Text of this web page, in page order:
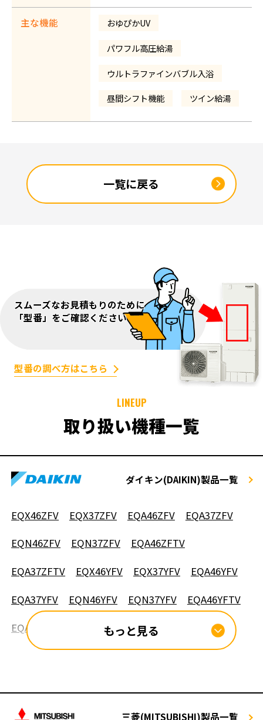
主な機能 おゆぴかUV
パワフル高圧給湯
ウルトラファインバブル入浴
昼間シフト機能 ツイン給湯
一覧に戻る
スムーズなお見積もりのために
「型番」をご確認ください
型番の調べ方はこちら
LINEUP
取り扱い機種一覧
ダイキン(DAIKIN)製品一覧
EQX46ZFV EQX37ZFV EQA46ZFV
EQA37ZFV
EQN46ZFV
EQN37ZFV
EQA46ZFTV
EQA37ZFTV
EQX46YFV EQX37YFV
EQA46YFV
EQA37YFV
EQN46YFV EQN37YFV
EQA46YFTV
EQA37YFTV
もっと見る
三菱(MITSUBISHI)製品一覧